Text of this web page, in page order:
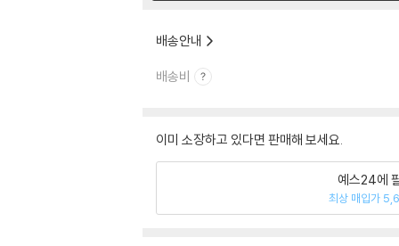
배송안내
배송비
이미 소장하고 있다면 판매해 보세요.
예스24에
최상 매입가